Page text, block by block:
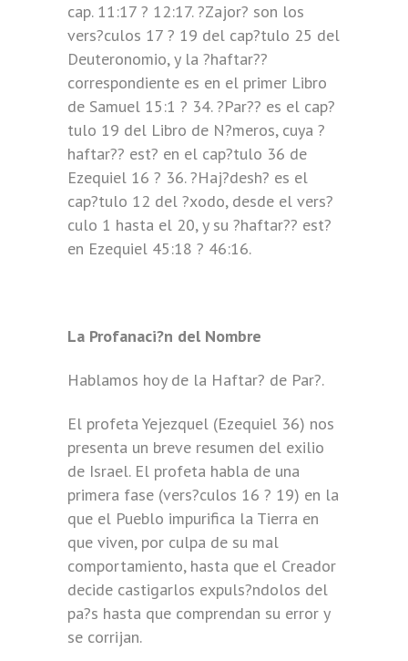
cap. 11:17 ? 12:17. ?Zajor? son los
vers?culos 17 ? 19 del cap?tulo 25 del
Deuteronomio, y la ?haftar??
correspondiente es en el primer Libro
de Samuel 15:1 ? 34. ?Par?? es el cap?
tulo 19 del Libro de N?meros, cuya ?
haftar?? est? en el cap?tulo 36 de
Ezequiel 16 ? 36. ?Haj?desh? es el
cap?tulo 12 del ?xodo, desde el vers?
culo 1 hasta el 20, y su ?haftar?? est?
en Ezequiel 45:18 ? 46:16.
La Profanaci?n del Nombre
Hablamos hoy de la Haftar? de Par?.
El profeta Yejezquel (Ezequiel 36) nos
presenta un breve resumen del exilio
de Israel. El profeta habla de una
primera fase (vers?culos 16 ? 19) en la
que el Pueblo impurifica la Tierra en
que viven, por culpa de su mal
comportamiento, hasta que el Creador
decide castigarlos expuls?ndolos del
pa?s hasta que comprendan su error y
se corrijan.